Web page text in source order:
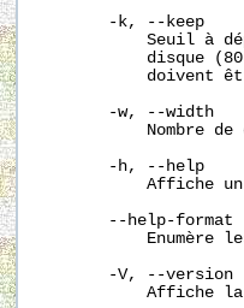
       -k, --keep
Seuil à
disque
doivent
       -w, --width
Nombre de
       -h, --help
Affiche
       --help-format
Enumère
       -V, --version
Affiche